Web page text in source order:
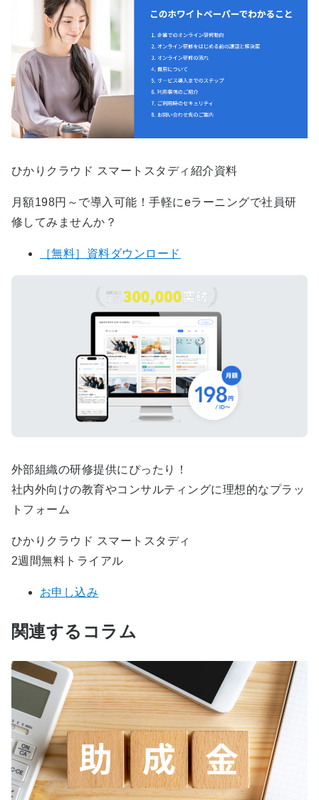
ひかりクラウド スマートスタディ紹介資料
月額198円～で導入可能！手軽にeラーニングで社員研
修してみませんか？
［無料］資料ダウンロード
外部組織の研修提供にぴったり！
社内外向けの教育やコンサルティングに理想的なプラッ
トフォーム
ひかりクラウド スマートスタディ
2週間無料トライアル
お申し込み
関連するコラム